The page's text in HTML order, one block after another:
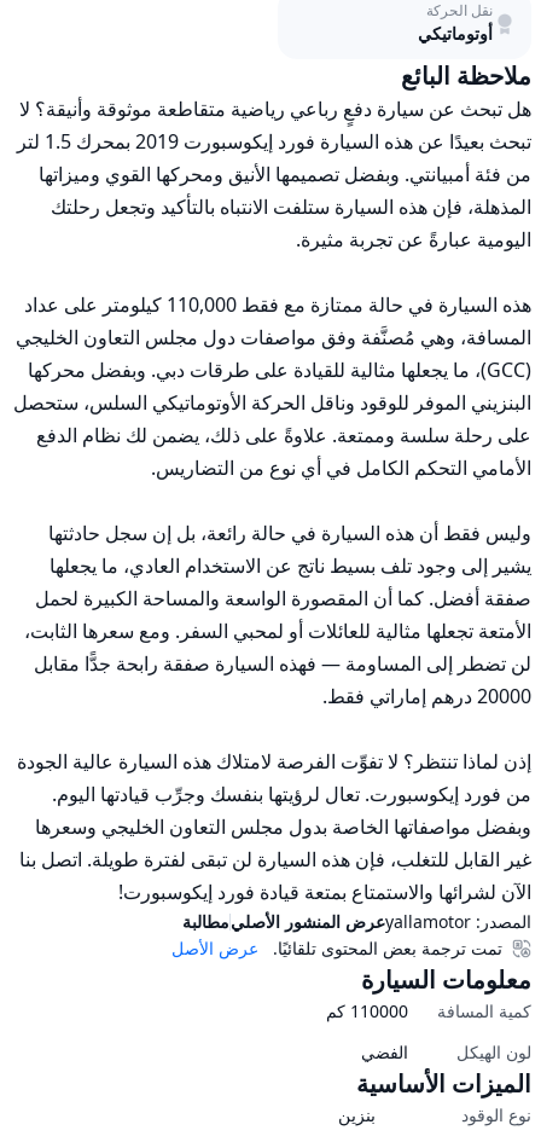
نقل الحركة
أوتوماتيكي
ملاحظة البائع
الآن لشرائها والاستمتاع بمتعة قيادة فورد إيكوسبورت!
المصدر: yallamotorعرض المنشور الأصليمطالبة
عرض الأصل
تمت ترجمة بعض المحتوى تلقائيًا.
معلومات السيارة
كمية المسافة 110000 كم
لون الهيكل
الفضي
الميزات الأساسية
نوع الوقود
بنزين